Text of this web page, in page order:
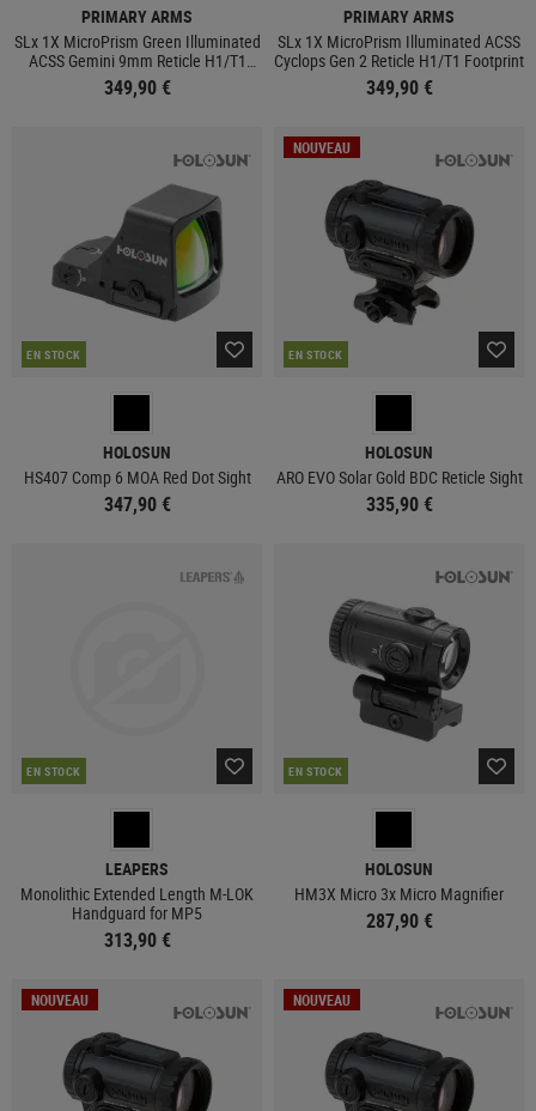
PRIMARY ARMS
SLx 1X MicroPrism Green Illuminated
ACSS Gemini 9mm Reticle H1/T1
Footprint
349,90 €
PRIMARY ARMS
SLx 1X MicroPrism Illuminated ACSS
Cyclops Gen 2 Reticle H1/T1 Footprint
349,90 €
EN STOCK
HOLOSUN
HS407 Comp 6 MOA Red Dot Sight
347,90 €
NOUVEAU
EN STOCK
HOLOSUN
ARO EVO Solar Gold BDC Reticle Sight
335,90 €
EN STOCK
LEAPERS
Monolithic Extended Length M-LOK
Handguard for MP5
313,90 €
EN STOCK
HOLOSUN
HM3X Micro 3x Micro Magnifier
287,90 €
NOUVEAU NOUVEAU